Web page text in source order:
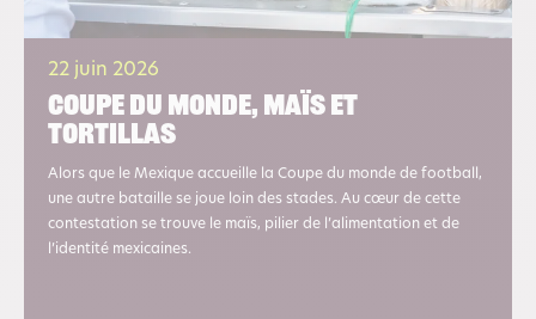
22 juin 2026
Coupe du monde, maïs et
tortillas
Alors que le Mexique accueille la Coupe du monde de football,
une autre bataille se joue loin des stades. Au cœur de cette
contestation se trouve le maïs, pilier de l’alimentation et de
l’identité mexicaines.